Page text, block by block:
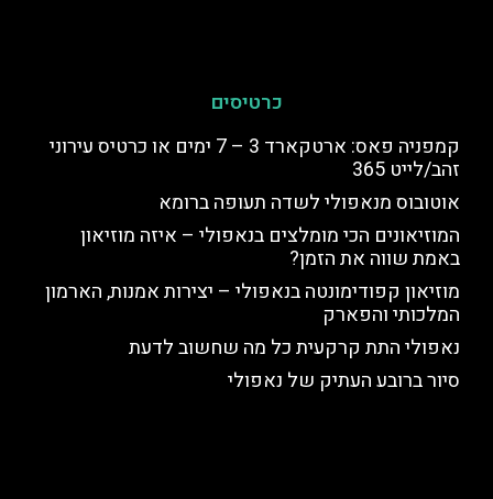
כרטיסים
קמפניה פאס: ארטקארד 3 – 7 ימים או כרטיס עירוני
זהב/לייט 365
אוטובוס מנאפולי לשדה תעופה ברומא
המוזיאונים הכי מומלצים בנאפולי – איזה מוזיאון
באמת שווה את הזמן?
מוזיאון קפודימונטה בנאפולי – יצירות אמנות, הארמון
המלכותי והפארק
נאפולי התת קרקעית כל מה שחשוב לדעת
סיור ברובע העתיק של נאפולי